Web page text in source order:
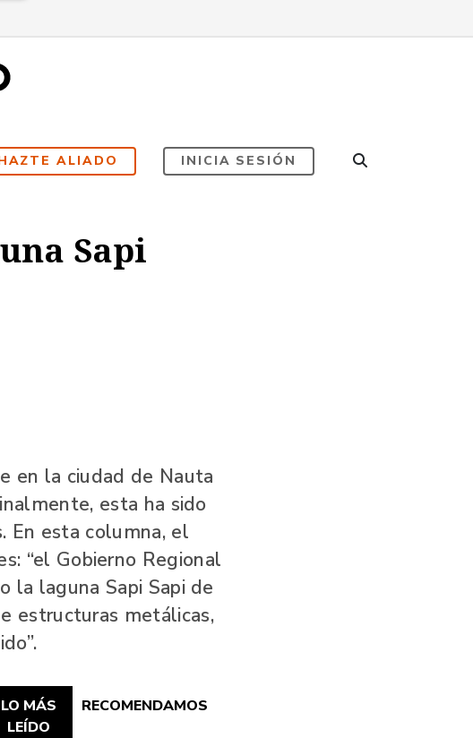
ALIADO INICIA SESIÓN
Sapi
en la ciudad de Nauta
esta ha sido
En esta columna, el
“el Gobierno Regional
la laguna Sapi Sapi de
estructuras metálicas,
LO MÁS
LEÍDO
RECOMENDAMOS